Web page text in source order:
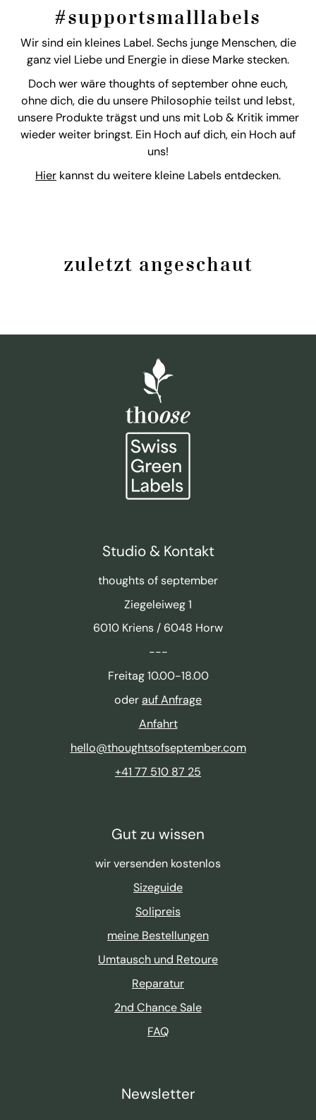
#supportsmalllabels
Wir sind ein kleines Label. Sechs junge Menschen, die
ganz viel Liebe und Energie in diese Marke stecken.
Doch wer wäre thoughts of september ohne euch,
ohne dich, die du unsere Philosophie teilst und lebst,
unsere Produkte trägst und uns mit Lob & Kritik immer
wieder weiter bringst. Ein Hoch auf dich, ein Hoch auf
uns!
Hier kannst du weitere kleine Labels entdecken.
zuletzt angeschaut
Studio & Kontakt
thoughts of september
Ziegeleiweg 1
6010 Kriens / 6048 Horw
---
Freitag 10.00-18.00
oderauf Anfrage
Anfahrt
hello@thoughtsofseptember.com
+41 77 510 87 25
Gut zu wissen
wir versenden kostenlos
Sizeguide
Solipreis
meine Bestellungen
Umtausch und Retoure
Reparatur
2nd Chance Sale
FAQ
Newsletter